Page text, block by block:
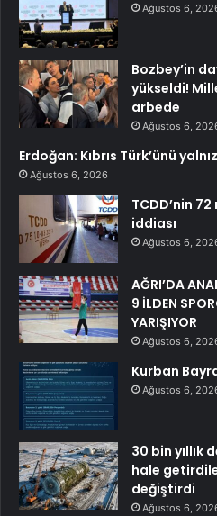
Ağustos 6,
Bozbey’in
yükseldi!
arbede
Ağustos 6,
Erdoğan: Kıbrıs Türk’ünü
Ağustos 6, 2026
TCDD’nin
iddiası
Ağustos 6,
AĞRI’DA
9 İLDEN
YARIŞIYOR
Ağustos 6,
Kurban
Ağustos 6,
30 bin yıllık
hale
değiştirdi
Ağustos 6,